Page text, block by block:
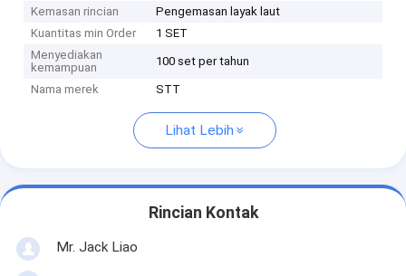
Kemasan rincian
Pengemasan layak laut
Kuantitas min Order
1 SET
Menyediakan
kemampuan
100 set per tahun
Nama merek STT
Lihat Lebih
Rincian Kontak
Mr. Jack Liao